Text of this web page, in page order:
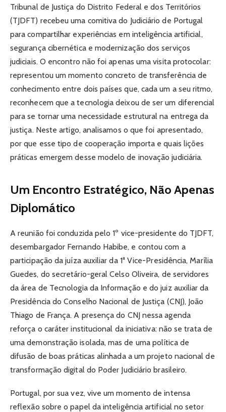
Tribunal de Justiça do Distrito Federal e dos Territórios
(TJDFT) recebeu uma comitiva do Judiciário de Portugal
para compartilhar experiências em inteligência artificial,
segurança cibernética e modernização dos serviços
judiciais. O encontro não foi apenas uma visita protocolar:
representou um momento concreto de transferência de
conhecimento entre dois países que, cada um a seu ritmo,
reconhecem que a tecnologia deixou de ser um diferencial
para se tornar uma necessidade estrutural na entrega da
justiça. Neste artigo, analisamos o que foi apresentado,
por que esse tipo de cooperação importa e quais lições
práticas emergem desse modelo de inovação judiciária.
Um Encontro Estratégico, Não Apenas
Diplomático
A reunião foi conduzida pelo 1º vice-presidente do TJDFT,
desembargador Fernando Habibe, e contou com a
participação da juíza auxiliar da 1ª Vice-Presidência, Marília
Guedes, do secretário-geral Celso Oliveira, de servidores
da área de Tecnologia da Informação e do juiz auxiliar da
Presidência do Conselho Nacional de Justiça (CNJ), João
Thiago de França. A presença do CNJ nessa agenda
reforça o caráter institucional da iniciativa: não se trata de
uma demonstração isolada, mas de uma política de
difusão de boas práticas alinhada a um projeto nacional de
transformação digital do Poder Judiciário brasileiro.
Portugal, por sua vez, vive um momento de intensa
reflexão sobre o papel da inteligência artificial no setor